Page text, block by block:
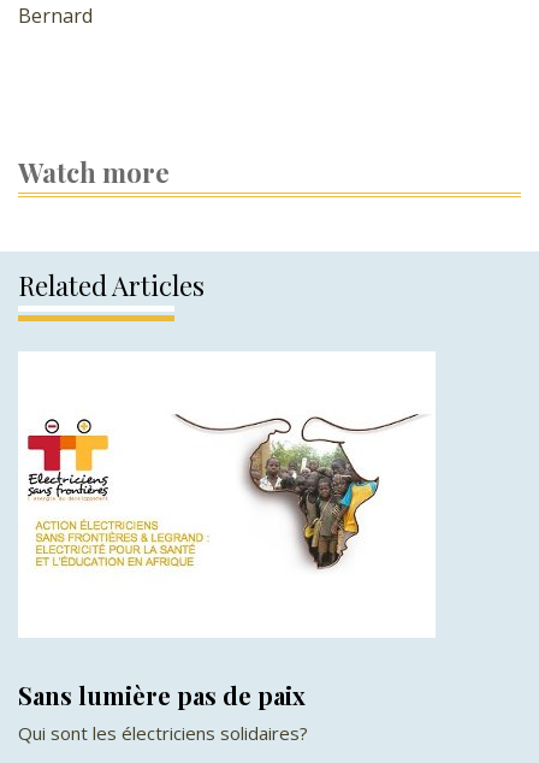
Bernard
Watch more
Related Articles
Sans lumière pas de paix
Qui sont les électriciens solidaires?